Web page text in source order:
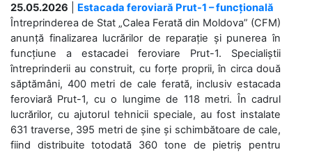
25.05.2026
Estacada feroviară Prut-1 – funcțională
Întreprinderea de Stat „Calea Ferată din Moldova” (CFM)
anunță finalizarea lucrărilor de reparație și punerea în
funcțiune a estacadei feroviare Prut-1. Specialiștii
întreprinderii au construit, cu forțe proprii, în circa două
săptămâni, 400 metri de cale ferată, inclusiv estacada
feroviară Prut-1, cu o lungime de 118 metri. În cadrul
lucrărilor, cu ajutorul tehnicii speciale, au fost instalate
631 traverse, 395 metri de șine și schimbătoare de cale,
fiind distribuite totodată 360 tone de pietriș pentru